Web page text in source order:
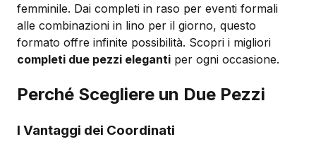
femminile. Dai completi in raso per eventi formali
alle combinazioni in lino per il giorno, questo
formato offre infinite possibilità. Scopri i migliori
completi due pezzi eleganti per ogni occasione.
Perché Scegliere un Due Pezzi
I Vantaggi dei Coordinati